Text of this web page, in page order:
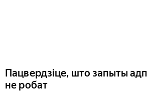
Пацвердзіце, што запыты
не робат